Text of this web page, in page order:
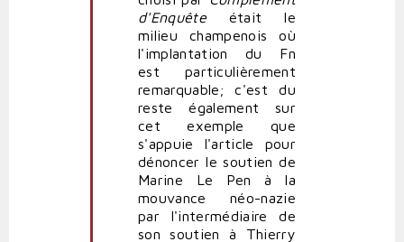
d'Enquêteétait le
milieu champenois où
l'implantation du Fn
est particulièrement
remarquable; c'est du
reste également sur
cet exemple que
s'appuie l'article pour
dénoncer le soutien de
Marine Le Pen à la
mouvance néo-nazie
par l'intermédiaire de
son soutien à Thierry